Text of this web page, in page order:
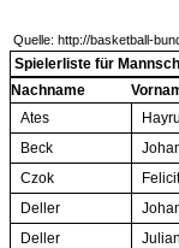
Quelle: http://basketball-
Spielerliste für
Nachname
Ates
Beck
Czok
Deller
Deller